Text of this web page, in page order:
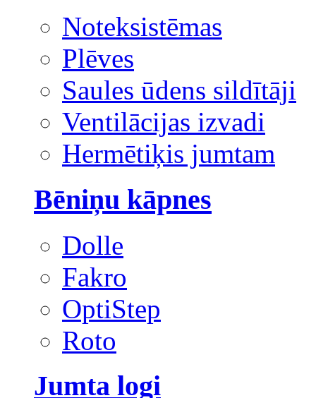
Noteksistēmas
Plēves
Saules ūdens sildītāji
Ventilācijas izvadi
Hermētiķis jumtam
Bēniņu kāpnes
Dolle
Fakro
OptiStep
Roto
Jumta logi